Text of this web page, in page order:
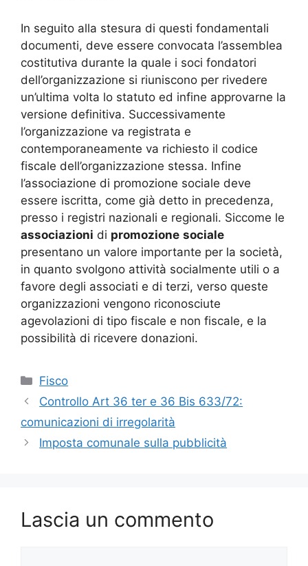
In seguito alla stesura di questi fondamentali
documenti, deve essere convocata l’assemblea
costitutiva durante la quale i soci fondatori
dell’organizzazione si riuniscono per rivedere
un’ultima volta lo statuto ed infine approvarne la
versione definitiva. Successivamente
l’organizzazione va registrata e
contemporaneamente va richiesto il codice
fiscale dell’organizzazione stessa. Infine
l’associazione di promozione sociale deve
essere iscritta, come già detto in precedenza,
presso i registri nazionali e regionali. Siccome le
associazioni di promozione sociale
presentano un valore importante per la società,
in quanto svolgono attività socialmente utili o a
favore degli associati e di terzi, verso queste
organizzazioni vengono riconosciute
agevolazioni di tipo fiscale e non fiscale, e la
possibilità di ricevere donazioni.
Categorie
Fisco
Controllo Art 36 ter e 36 Bis 633/72:
comunicazioni di irregolarità
Imposta comunale sulla pubblicità
Lascia un commento